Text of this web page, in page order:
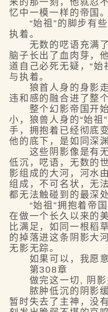
来的那一刻，他就忍
忆中一模一样的帝国。
“始祖”的脚步有些
执着。
无数的呓语充满了
脑子长出了血肉芽，
道自己必死无疑，“始
与执着。
狼首人身的身影走
违和感的融合进了整
整个幻影帝国开始
小，狼兽人身的“始祖
手，拥抱着已经彻底
他的底下，是如同深
这些阴影像是有无
低沉，呓语，无数的
影组成的大河，河水
组成，不可名状，无
都无法触碰到的最深处
“始祖”拥抱着帝国
在做一个长久以来的
比满足，如同一根稻
的掉落进这条阴影大
无影无踪。
如果可以，我愿意
第308章
做完这一切, 阴影
脓肿低沉的阴影缓
暂时失去了主神，没